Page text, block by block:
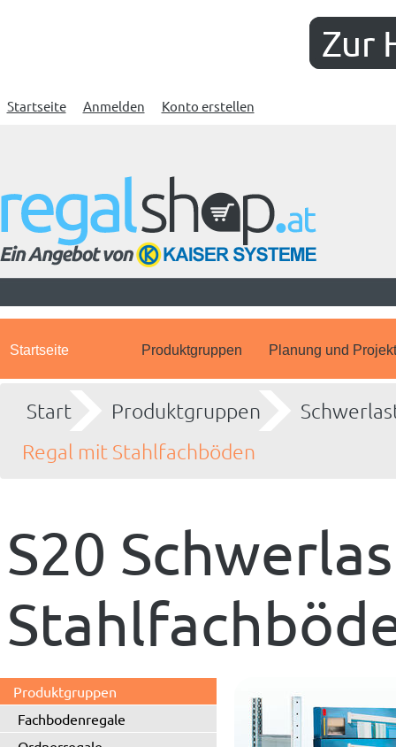
Zur
Startseite Anmelden Konto erstellen
Startseite Produktgruppen Planung und
Start Produktgruppen
Regal mit Stahlfachböden
S20
Produktgruppen
Fachbodenregale